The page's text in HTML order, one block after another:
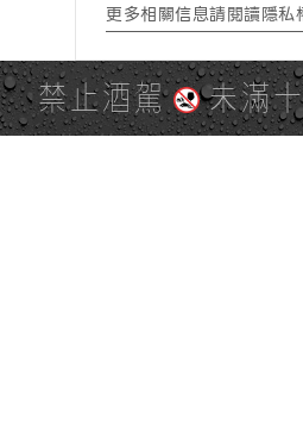
禁止酒駕 未滿
更多相關信息請閱讀隱私
PAGE TOP